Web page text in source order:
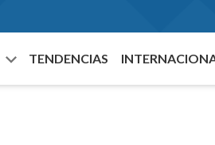
TENDENCIAS